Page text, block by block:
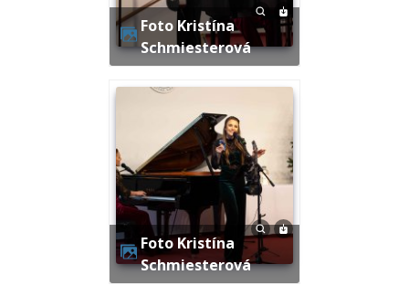
Foto Kristína
Schmiesterová
Foto Kristína
Schmiesterová